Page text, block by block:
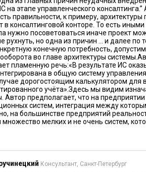
на этапе управленческого
правильности, к примеру, архитектуры
в консалтинговой конторе. То есть
нужно посоветоваться иначе проект
рухнуть, но одна из причин … и далее по
конечную потребность,
во главе архитектуры
пламенную речь:«В результате ИС
в общую систему
дорогостоящим калькулятором для
учёта».Здесь мы видим
Автор предполагает, что на предприятии
систем, интеграция между
на большинстве предприятий
множество мелких и не очень систем,
Консультант, Санкт-Петербург